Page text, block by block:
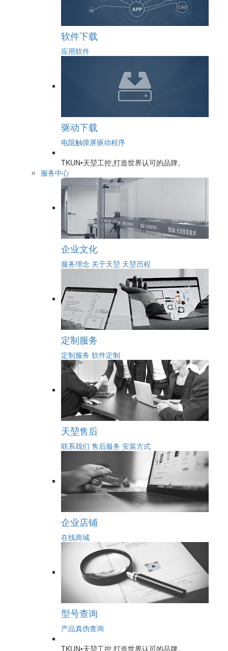
软件下载
应用软件
驱动下载
电阻触摸屏驱动程序
TKUN•天堃工控,打造世界认可的品牌。
服务中心
企业文化
服务理念 关于天堃 天堃历程
定制服务
定制服务 软件定制
天堃售后
联系我们 售后服务 安装方式
企业店铺
在线商城
型号查询
产品真伪查询
TKUN•天堃工控,打造世界认可的品牌。